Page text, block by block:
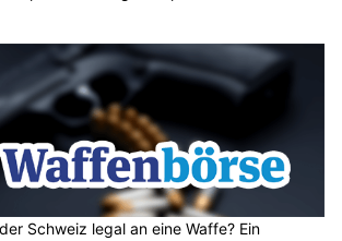
Schweiz legal an eine Waffe? Ein